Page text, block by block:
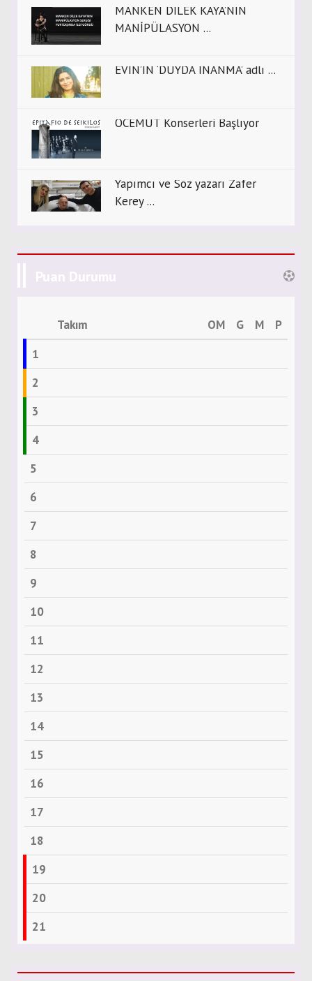
MANKEN DİLEK KAYA’NIN
MANİPÜLASYON ...
EVİN’İN ‘DUYDA İNANMA’ adlı ...
OCEMUT Konserleri Başlıyor
Yapımcı ve Söz yazarı Zafer
Kerey ...
Puan Durumu
Takım OM G M
P
1
2
3
4
5
6
7
8
9
10
11
12
13
14
15
16
17
18
19
20
21